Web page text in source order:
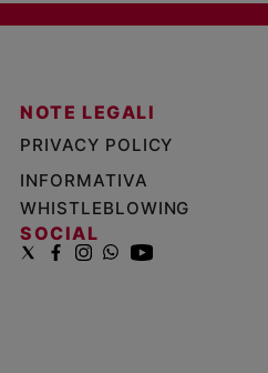
NOTE LEGALI
PRIVACY POLICY
INFORMATIVA
WHISTLEBLOWING
SOCIAL